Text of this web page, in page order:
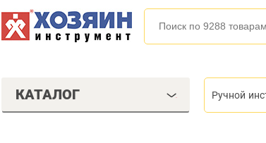
КАТАЛОГ Ручной